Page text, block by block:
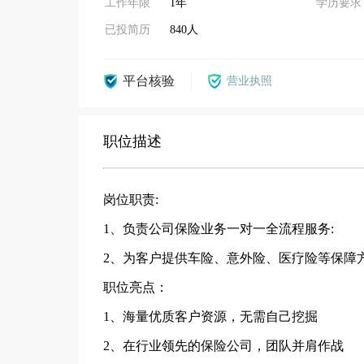
工作年限 1年
已投简历 840人
学历要求
平台核验 营业执照
职位描述
岗位职责:
1、负责公司保险业务一对一全流程服务:
2、为客户提供车险、意外险、医疗险等保障
职位亮点：
1、海量优质客户资源，无需自己挖掘
2、在行业领先的保险公司，团队并肩作战